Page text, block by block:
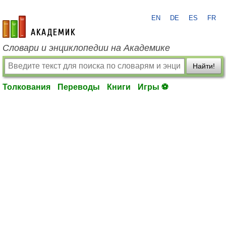
academic.ru
EN DE ES FR
Словари и энциклопедии на Академике
Найти!
Толкования Переводы Книги Игры ⚽